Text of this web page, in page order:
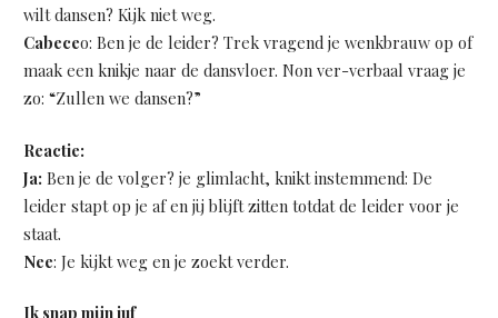
wilt dansen? Kijk niet weg.
Cabeceo: Ben je de leider? Trek vragend je wenkbrauw op of
maak een knikje naar de dansvloer. Non ver-verbaal vraag je
zo: “Zullen we dansen?”
Reactie:
Ja: Ben je de volger? je glimlacht, knikt instemmend: De
leider stapt op je af en jij blijft zitten totdat de leider voor je
staat.
Nee: Je kijkt weg en je zoekt verder.
Ik snap mijn juf